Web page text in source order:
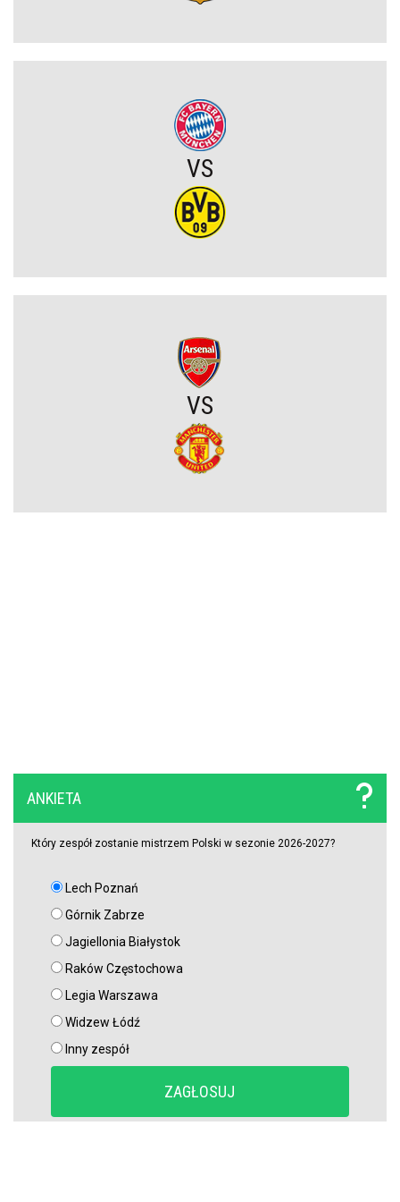
OFICJALNIE: Vinicius Junior przedłużył kontrakt z Realem Madryt!
Raków rozczarował. Szwedzi wyjechali spod Jasnej Góry z cennym
Koszmarny mecz GKS. Katowiczanie zawalili w obronie i na
Wielkie zwycięstwo Jagiellonii. Duma Podlasia podniosła się po
fatalnym ciosie na początku (VIDEO)
Wylosowano pary I rundy Pucharu Polski. Legia i Widzew wpadły
na rywali z PKO BP Ekstraklasy!
PSG wyceniło Bradley’a Barcolę! Liverpool zainteresowany
Miał błyszczeć w Legii Warszawa, wylądował w I lidze. Tu
potwierdzi swoje umiejętności?
VS
VS
ANKIETA
Który zespół zostanie mistrzem Polski w sezonie 2026-2027?
Lech Poznań
Górnik Zabrze
Jagiellonia Białystok
Raków Częstochowa
Legia Warszawa
Widzew Łódź
Inny zespół